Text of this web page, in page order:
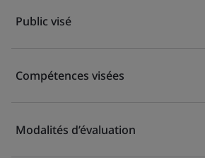
Public visé
Compétences visées
Modalités d’évaluation